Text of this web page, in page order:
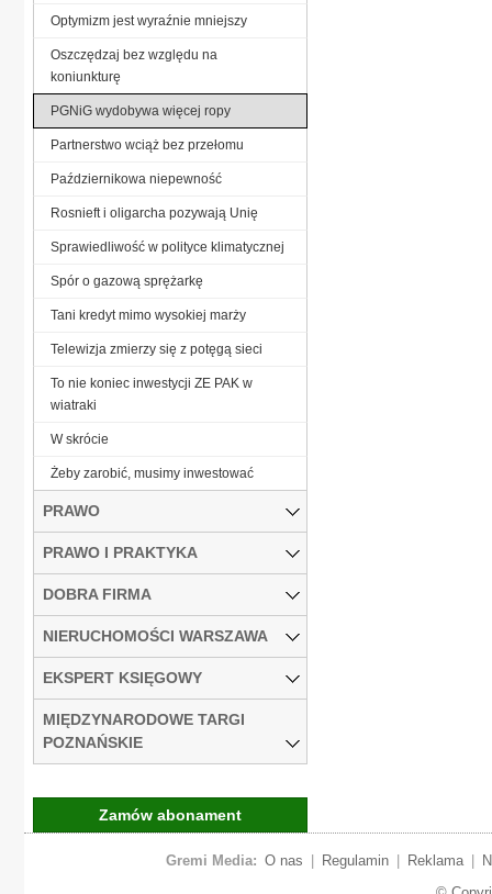
Optymizm jest wyraźnie mniejszy
Oszczędzaj bez względu na
koniunkturę
PGNiG wydobywa więcej ropy
Partnerstwo wciąż bez przełomu
Październikowa niepewność
Rosnieft i oligarcha pozywają Unię
Sprawiedliwość w polityce klimatycznej
Spór o gazową sprężarkę
Tani kredyt mimo wysokiej marży
Telewizja zmierzy się z potęgą sieci
To nie koniec inwestycji ZE PAK w
wiatraki
W skrócie
Żeby zarobić, musimy inwestować
PRAWO
PRAWO I PRAKTYKA
DOBRA FIRMA
NIERUCHOMOŚCI WARSZAWA
EKSPERT KSIĘGOWY
MIĘDZYNARODOWE TARGI
POZNAŃSKIE
Zamów abonament
Gremi Media: O nas Regulamin Reklama